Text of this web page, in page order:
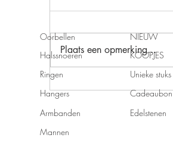
Plaats een opmerking...
Oorbellen
Halssnoeren
Ringen
Hangers
Armbanden
Mannen
NIEUW
KOOPJES
Unieke stuks
Cadeaubon
Edelstenen